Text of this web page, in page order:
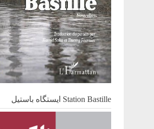
Station Bastille ایستگاه باستیل